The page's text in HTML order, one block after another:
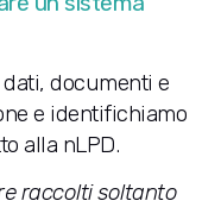
documenti e
e identifichiamo
alla nLPD.
raccolti soltanto